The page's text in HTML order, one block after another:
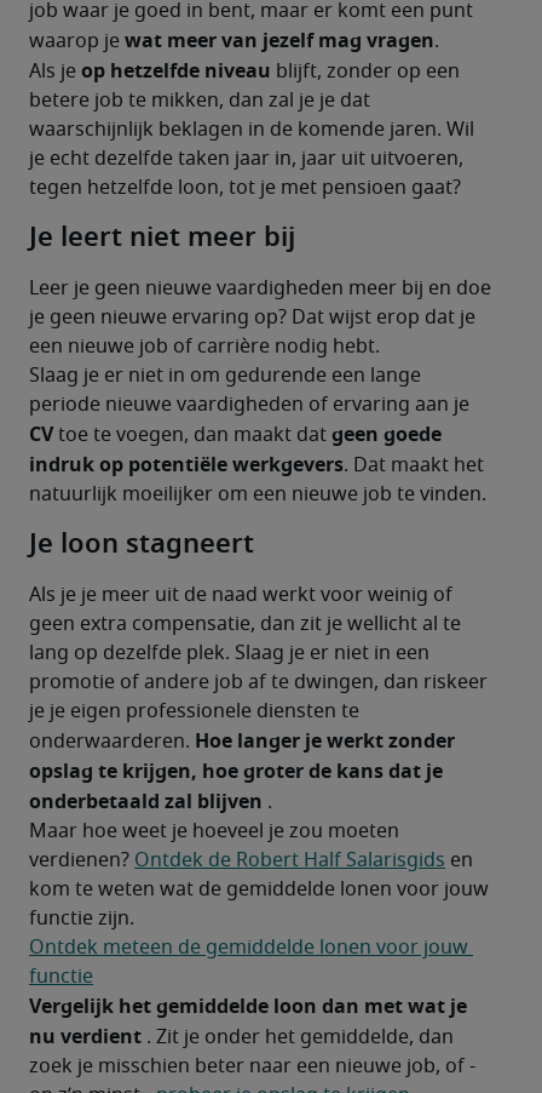
job waar je goed in bent, maar er komt een punt
waarop je wat meer van jezelf mag vragen.
Als je op hetzelfde niveau blijft, zonder op een
betere job te mikken, dan zal je je dat
waarschijnlijk beklagen in de komende jaren. Wil
je echt dezelfde taken jaar in, jaar uit uitvoeren,
tegen hetzelfde loon, tot je met pensioen gaat?
Je leert niet meer bij
Leer je geen nieuwe vaardigheden meer bij en doe
je geen nieuwe ervaring op? Dat wijst erop dat je
een nieuwe job of carrière nodig hebt.
Slaag je er niet in om gedurende een lange
CV toe te voegen, dan maakt dat geen goede
indruk op potentiële werkgevers. Dat maakt het
natuurlijk moeilijker om een nieuwe job te vinden.
Je loon stagneert
Als je je meer uit de naad werkt voor weinig of
geen extra compensatie, dan zit je wellicht al te
lang op dezelfde plek. Slaag je er niet in een
promotie of andere job af te dwingen, dan riskeer
je je eigen professionele diensten te
onderwaarderen. Hoe langer je werkt zonder
opslag te krijgen, hoe groter de kans dat je
onderbetaald zal blijven .
Maar hoe weet je hoeveel je zou moeten
verdienen? Ontdek de Robert Half Salarisgids en
kom te weten wat de gemiddelde lonen voor jouw
functie zijn.
Ontdek meteen de gemiddelde lonen voor jouw
functie
Vergelijk het gemiddelde loon dan met wat je
nu verdient . Zit je onder het gemiddelde, dan
zoek je misschien beter naar een nieuwe job, of -